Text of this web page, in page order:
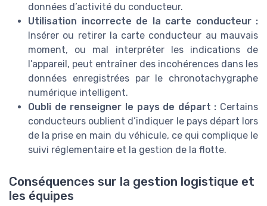
données d’activité du conducteur.
Utilisation incorrecte de la carte conducteur :
Insérer ou retirer la carte conducteur au mauvais
moment, ou mal interpréter les indications de
l’appareil, peut entraîner des incohérences dans les
données enregistrées par le chronotachygraphe
numérique intelligent.
Oubli de renseigner le pays de départ : Certains
conducteurs oublient d’indiquer le pays départ lors
de la prise en main du véhicule, ce qui complique le
suivi réglementaire et la gestion de la flotte.
Conséquences sur la gestion logistique et
les équipes